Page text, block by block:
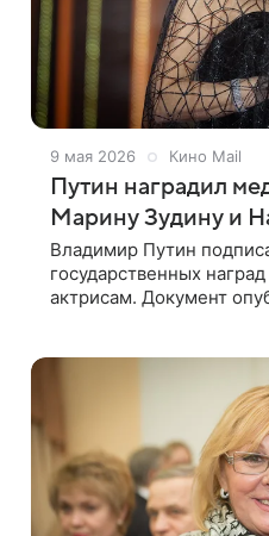
9 мая 2026 Кино Mail
Путин наградил
Марину Зудину и
Владимир Путин
государственных
актрисам. Документ